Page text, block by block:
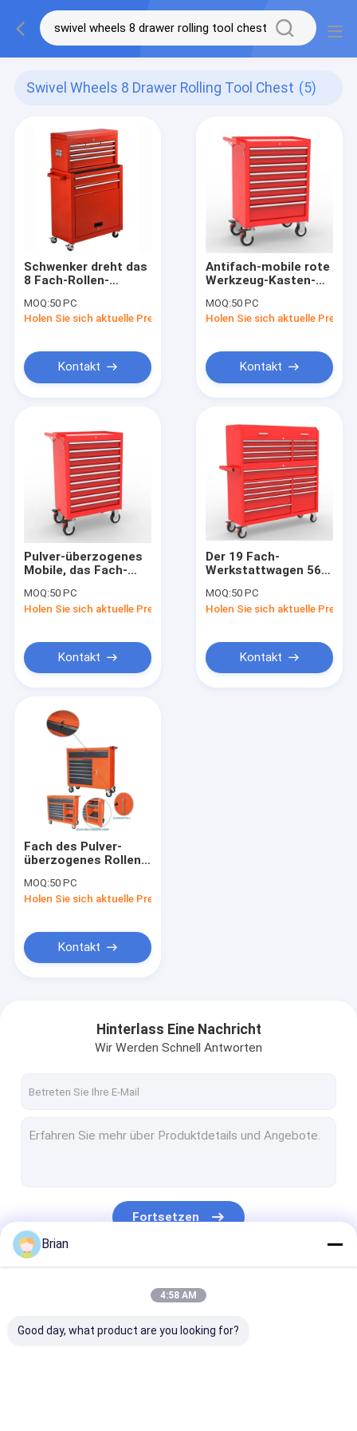
Swivel Wheels 8 Drawer Rolling Tool Chest (5)
Schwenker dreht das
8 Fach-Rollen-
MOQ:50 PC
Holen Sie sich aktuelle Preis
Kontakt
Antifach-mobile rote
Werkzeug-Kasten-
8
MOQ:50 PC
Holen Sie sich aktuelle Preis
Kontakt
Pulver-überzogenes
Mobile, das Fach-
Kasten des Griff-9
zieht
MOQ:50 PC
Holen Sie sich aktuelle Preis
Kontakt
Der 19 Fach-
Werkstattwagen 56
Kasten-Kabinette
Schritt für Schritt
MOQ:50 PC
Holen Sie sich aktuelle Preis
Kontakt
Fach des Pulver-
überzogenes Rollen-
Werkzeug-Kabinett
MOQ:50 PC
Holen Sie sich aktuelle Preis
Kontakt
Hinterlass Eine Nachricht
Wir Werden Schnell Antworten
Fortsetzen
Brian
4:58 AM
Good day, what product are you looking for?